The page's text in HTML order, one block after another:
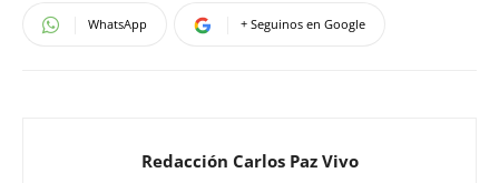
WhatsApp + Seguinos en Google
Redacción Carlos Paz Vivo